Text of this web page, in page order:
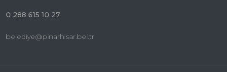
0 288 615 10 27
belediye@pinarhisar.bel.tr